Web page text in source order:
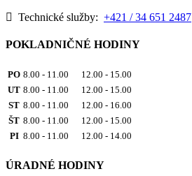
Technické služby: +421 / 34 651 2487
POKLADNIČNÉ HODINY
PO 8.00 - 11.00 12.00 - 15.00
UT 8.00 - 11.00 12.00 - 15.00
ST 8.00 - 11.00 12.00 - 16.00
ŠT 8.00 - 11.00 12.00 - 15.00
PI 8.00 - 11.00 12.00 - 14.00
ÚRADNÉ HODINY